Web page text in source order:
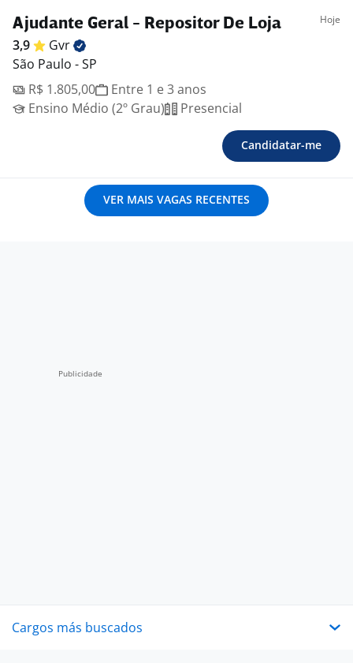
Ajudante Geral - Repositor De Loja Hoje
3,9
Gvr
São Paulo - SP
R$ 1.805,00
Entre 1 e 3 anos
Ensino Médio (2º Grau)
Presencial
Candidatar-me
VER MAIS VAGAS RECENTES
Cargos más buscados